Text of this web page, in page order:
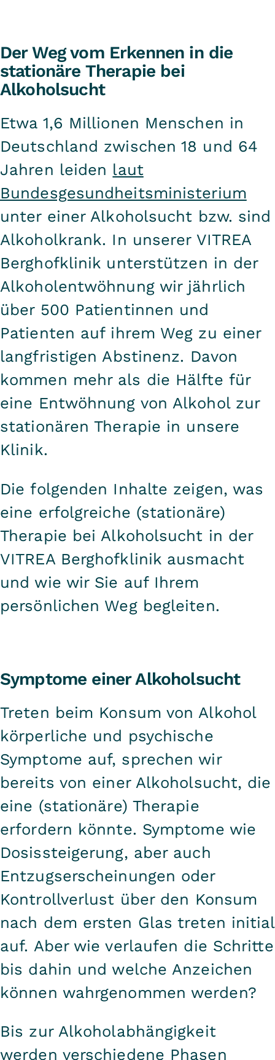
Der Weg vom Erkennen in die
stationäre Therapie bei
Alkoholsucht
Etwa 1,6 Millionen Menschen in
Deutschland zwischen 18 und 64
Jahren leiden laut
Bundesgesundheitsministerium
unter einer Alkoholsucht bzw. sind
Alkoholkrank. In unserer VITREA
Berghofklinik unterstützen in der
Alkoholentwöhnung wir jährlich
über 500 Patientinnen und
Patienten auf ihrem Weg zu einer
langfristigen Abstinenz. Davon
kommen mehr als die Hälfte für
eine Entwöhnung von Alkohol zur
stationären Therapie in unsere
Klinik.
Die folgenden Inhalte zeigen, was
eine erfolgreiche (stationäre)
Therapie bei Alkoholsucht in der
VITREA Berghofklinik ausmacht
und wie wir Sie auf Ihrem
persönlichen Weg begleiten.
Symptome einer Alkoholsucht
Treten beim Konsum von Alkohol
körperliche und psychische
Symptome auf, sprechen wir
bereits von einer Alkoholsucht, die
eine (stationäre) Therapie
erfordern könnte. Symptome wie
Dosissteigerung, aber auch
Entzugserscheinungen oder
Kontrollverlust über den Konsum
nach dem ersten Glas treten initial
auf. Aber wie verlaufen die Schritte
bis dahin und welche Anzeichen
können wahrgenommen werden?
Bis zur Alkoholabhängigkeit
werden verschiedene Phasen